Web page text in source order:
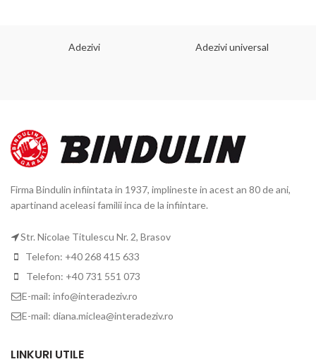
Adezivi Adezivi universal
Firma Bindulin infiintata in 1937, implineste in acest an 80 de ani,
apartinand aceleasi familii inca de la infiintare.
Str. Nicolae Titulescu Nr. 2, Brasov
Telefon: +40 268 415 633
Telefon: +40 731 551 073
E-mail: info@interadeziv.ro
E-mail: diana.miclea@interadeziv.ro
LINKURI UTILE